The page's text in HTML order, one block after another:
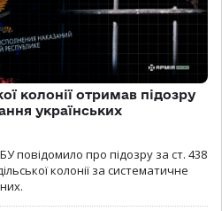
колонії отримав підозру
українських
повідомило про підозру за ст. 438
колонії за систематичне